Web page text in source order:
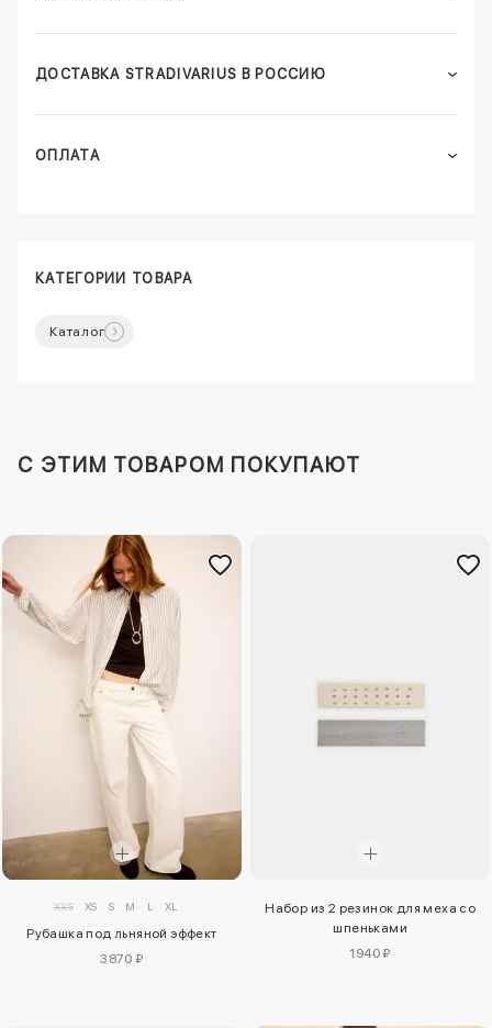
ДОСТАВКА STRADIVARIUS В РОССИЮ
ОПЛАТА
КАТЕГОРИИ ТОВАРА
Каталог
C ЭТИМ ТОВАРОМ ПОКУПАЮТ
XXS XS S M L XL
Рубашка под льняной эффект
3870 ₽
Набор из 2 резинок для меха со
шпеньками
1940 ₽